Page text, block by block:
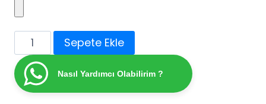
Yenidoğan
Doğum
Günü
Gökkuşagı
Sepete Ekle
Nasıl Yardımcı Olabilirim ?